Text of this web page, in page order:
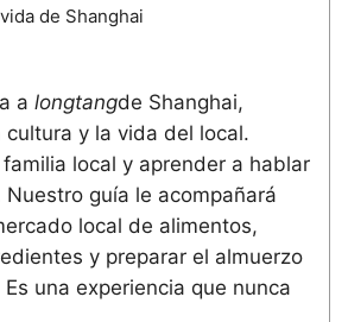
de Shanghai
a longtangde Shanghai,
cultura y la vida del local.
local y aprender a hablar
guía le acompañará
local de alimentos,
y preparar el almuerzo
una experiencia que nunca